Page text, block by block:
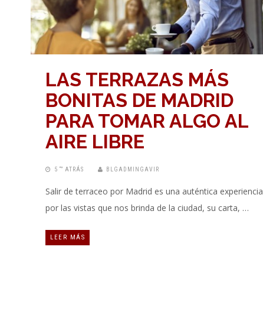
LAS TERRAZAS MÁS
BONITAS DE MADRID
PARA TOMAR ALGO AL
AIRE LIBRE
5 “” ATRÁS BLGADMINGAVIR
Salir de terraceo por Madrid es una auténtica experiencia
por las vistas que nos brinda de la ciudad, su carta, …
LEER MÁS